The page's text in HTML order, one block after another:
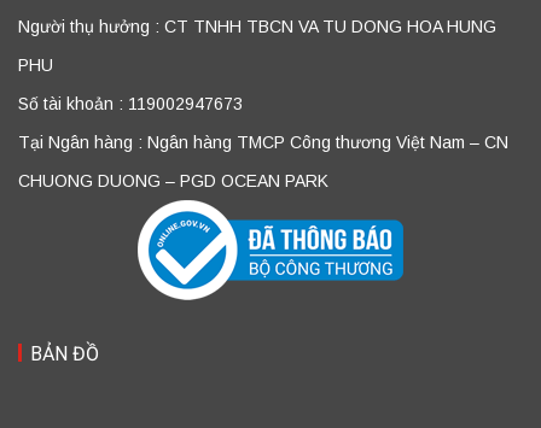
Người thụ hưởng : CT TNHH TBCN VA TU DONG HOA HUNG
PHU
Số tài khoản : 119002947673
Tại Ngân hàng : Ngân hàng TMCP Công thương Việt Nam – CN
CHUONG DUONG – PGD OCEAN PARK
BẢN ĐỒ